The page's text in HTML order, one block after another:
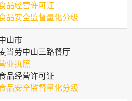
品经营许可证
品安全监督量化分级
山市
当劳中山三路餐厅
业执照
品经营许可证
品安全监督量化分级